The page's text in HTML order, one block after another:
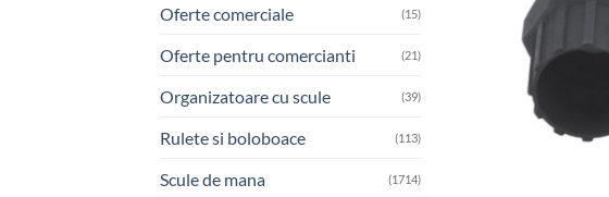
Oferte comerciale (15)
Oferte pentru comercianti (21)
Organizatoare cu scule (39)
Rulete si boloboace (113)
Scule de mana (1714)